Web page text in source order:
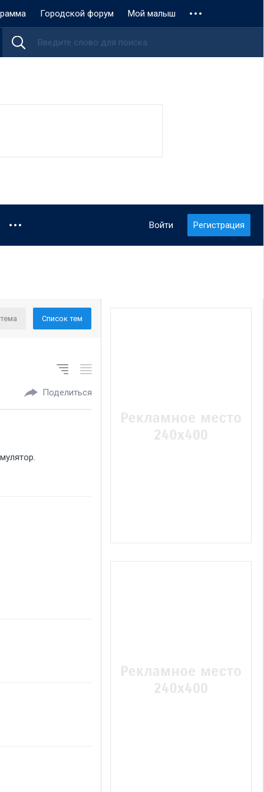
Городской форум Мой малыш
Войти Регистрация
Список тем
Поделиться